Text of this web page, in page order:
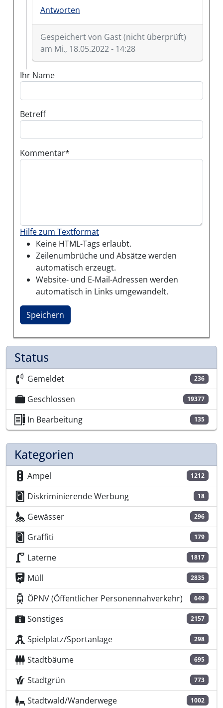
Antworten
Gespeichert von Gast (nicht überprüft)
am Mi., 18.05.2022 - 14:28
Antwort aufUnglaublich was in Jena…vonGast
Ihr Name
Betreff
Kommentar
Hilfe zum Textformat
Keine HTML-Tags erlaubt.
Zeilenumbrüche und Absätze werden
automatisch erzeugt.
Website- und E-Mail-Adressen werden
automatisch in Links umgewandelt.
Status
Gemeldet 236
Geschlossen 19377
In Bearbeitung 135
Kategorien
Ampel 1212
Diskriminierende Werbung 18
Gewässer 296
Graffiti 179
Laterne 1817
Müll 2835
ÖPNV (Öffentlicher Personennahverkehr) 649
Sonstiges 2157
Spielplatz/Sportanlage 298
Stadtbäume 695
Stadtgrün 773
Stadtwald/Wanderwege 1002